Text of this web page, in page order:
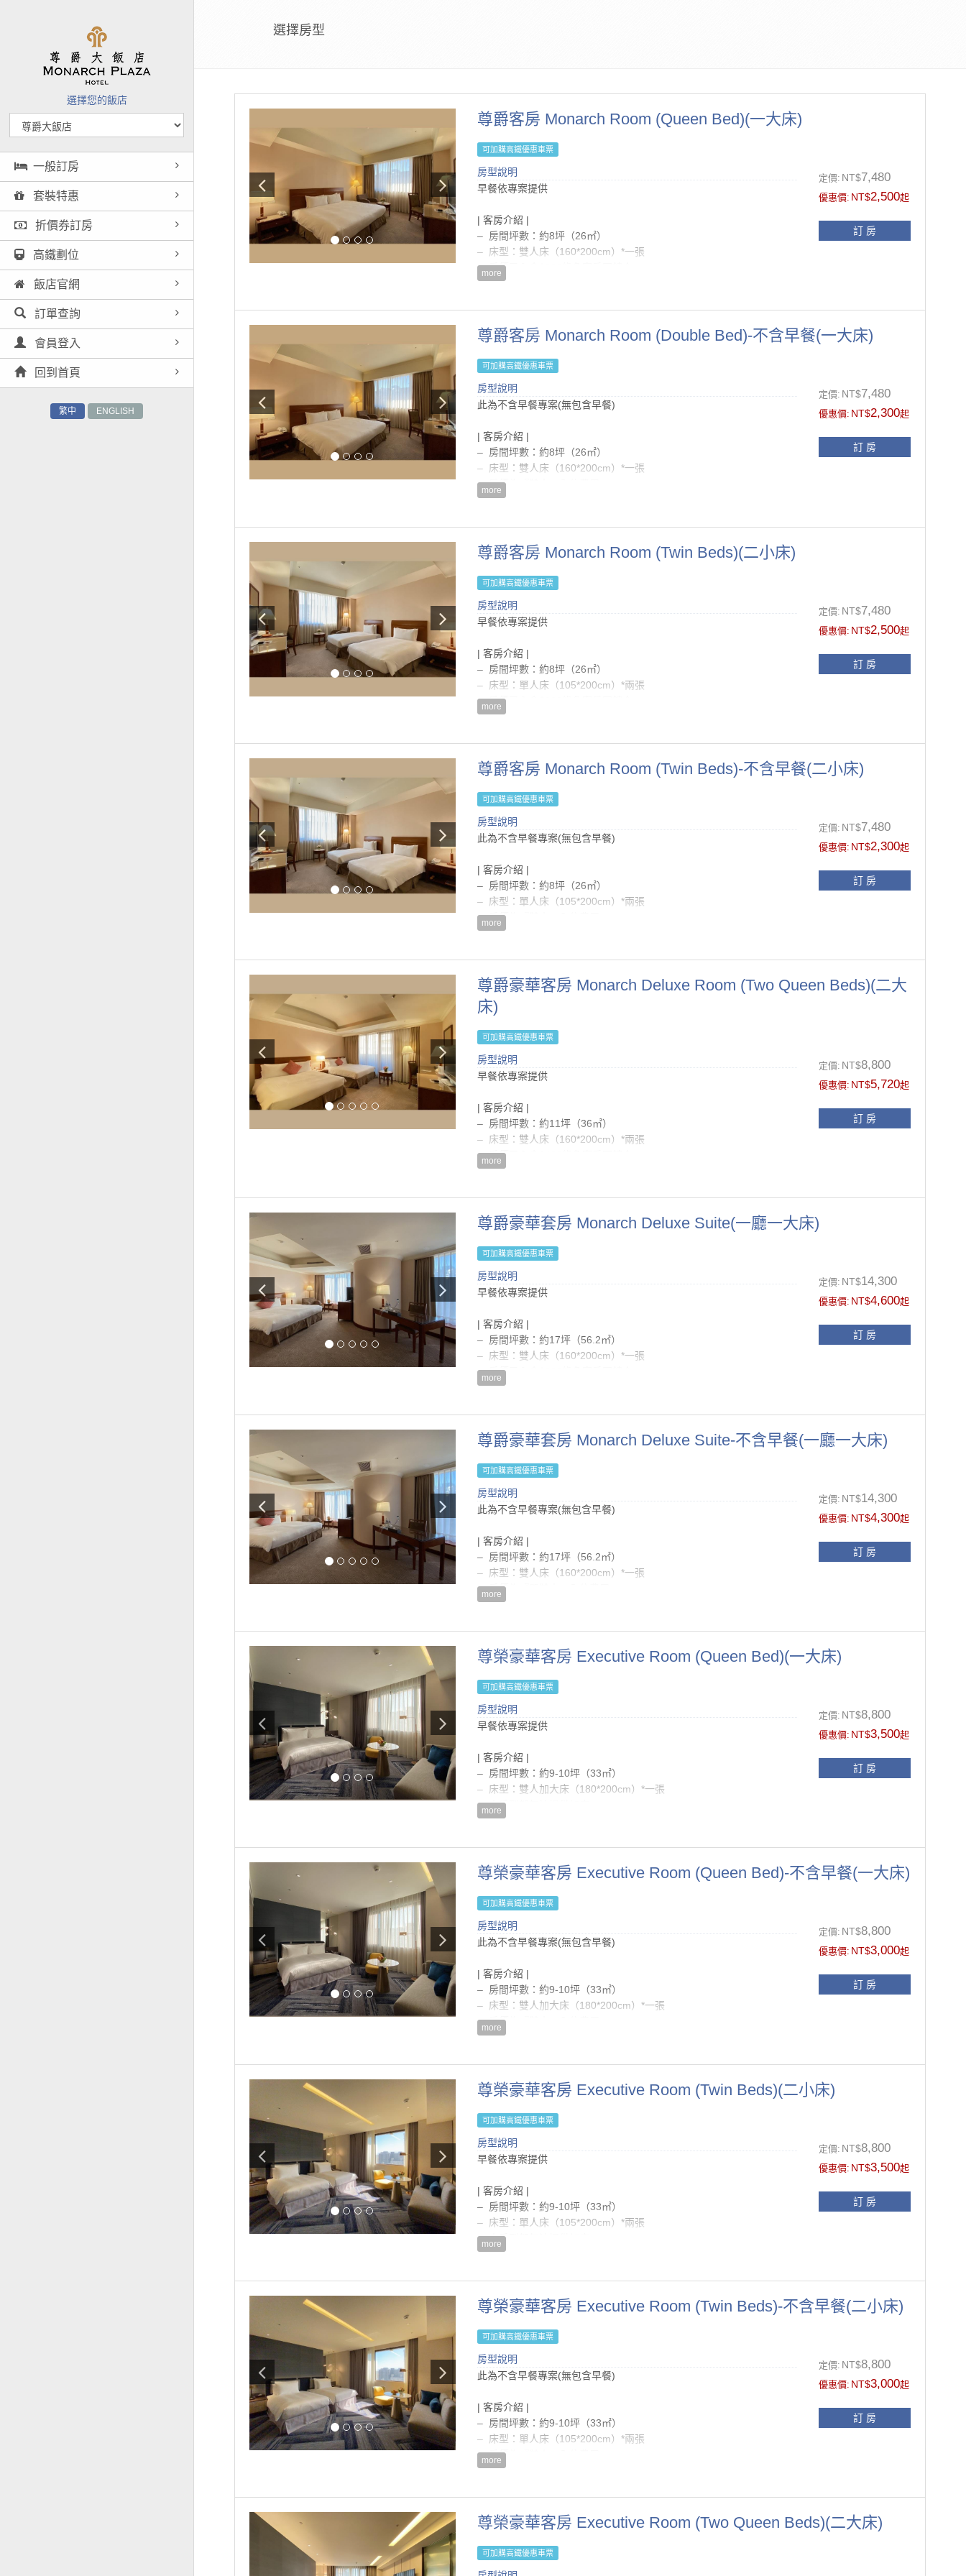
選擇您的飯店
一般訂房
套裝特惠
折價券訂房
高鐵劃位
飯店官網
訂單查詢
會員登入
回到首頁
繁中 ENGLISH
選擇房型
尊爵客房 Monarch Room (Queen Bed)(一大床)
可加購高鐵優惠車票
房型說明
早餐依專案提供
| 客房介紹 |
– 房間坪數：約8坪（26㎡）
– 床型：雙人床（160*200cm）*一張
– 房價已內含$200綠色客房回饋金
– 本房型恕無法提供加床
– 僅提供壁掛式大瓶裝沐浴用品，不另供應一次性盥洗備品(牙刷、牙膏
等)
– 續住『不提供』浴巾、毛巾、床單、被套及枕套更換
貴賓，最高收取NT$10,000清潔費
– 房價已內含5%營業稅及10%服務費
– 每房每晚可享一台免費停車位
– 電路系統: 110/200伏特 ; 60交流電
房型設施介紹
– 國內/國外直撥電話(須另外付費)
– 液晶電視、電子保險箱、小冰箱
– 熱水壺、茶包及咖啡包
– 衛浴合一浴室(含浴缸)、毛巾、吹風機、拖鞋
more
定價: NT$7,480
優惠價: NT$2,500起
訂 房
尊爵客房 Monarch Room (Double Bed)-不含早餐(一大床)
可加購高鐵優惠車票
房型說明
此為不含早餐專案(無包含早餐)
| 客房介紹 |
– 房間坪數：約8坪（26㎡）
– 床型：雙人床（160*200cm）*一張
– 房價為『雙人』入住費用
– 房價已內含$200綠色客房回饋金
| 注意事項 |
– 僅提供壁掛式大瓶裝沐浴用品，不另供應一次性盥洗備品(牙刷、牙膏
等)
– 依據菸害防治法相關規定，全館全面禁菸.如經飯店發現於客房抽菸之
貴賓，最高收取NT$10,000清潔費
– 入住時間為15:00後，退房時間為隔日11:00前
– 每房每晚可享一台免費停車位
– 電路系統: 110/200伏特 ; 60交流電
– 自動空調系統(冷/暖氣)
– 免費寬頻網路/無線上網
– 液晶電視、電子保險箱、小冰箱
– 熱水壺、茶包及咖啡包
– 衛浴合一浴室(含浴缸)、毛巾、吹風機、拖鞋
more
定價: NT$7,480
優惠價: NT$2,300起
訂 房
尊爵客房 Monarch Room (Twin Beds)(二小床)
可加購高鐵優惠車票
房型說明
早餐依專案提供
| 客房介紹 |
– 房間坪數：約8坪（26㎡）
– 床型：單人床（105*200cm）*兩張
– 房價已內含$200綠色客房回饋金
– 本房型提供加床服務，每房僅限一張，加床費用NT$1,320/位，含一
| 注意事項 |
– 僅提供壁掛式大瓶裝沐浴用品，不另供應一次性盥洗備品(牙刷、牙膏
等)
– 依據菸害防治法相關規定，全館全面禁菸.如經飯店發現於客房抽菸之
貴賓，最高收取NT$10,000清潔費
– 入住時間為15:00後，退房時間為隔日11:00前
– 每房每晚可享一台免費停車位
– 電路系統: 110/200伏特 ; 60交流電
– 嬰兒床及澡盆免費提供（如有需要，請於訂房時提出需求）
– 舒眠級床墊及寢具
– 自動空調系統(冷/暖氣)
– 國內/國外直撥電話(須另外付費)
– 免費寬頻網路/無線上網
– 液晶電視、付費影視頻道、電子保險箱、小冰箱
– 熱水壺、茶包及咖啡包
– 衛浴合一浴室(含浴缸)、毛巾、吹風機、拖鞋
房型設備
more
定價: NT$7,480
優惠價: NT$2,500起
訂 房
尊爵客房 Monarch Room (Twin Beds)-不含早餐(二小床)
可加購高鐵優惠車票
房型說明
此為不含早餐專案(無包含早餐)
| 客房介紹 |
– 房間坪數：約8坪（26㎡）
– 床型：單人床（105*200cm）*兩張
– 房價為『雙人』入住費用
– 房價已內含$200綠色客房回饋金
| 注意事項 |
– 僅提供壁掛式大瓶裝沐浴用品，不另供應一次性盥洗備品(牙刷、牙膏
等)
– 續住『不提供』浴巾、毛巾、床單、被套及枕套更換
– 依據菸害防治法相關規定，全館全面禁菸.如經飯店發現於客房抽菸之
貴賓，最高收取NT$10,000清潔費
– 房價已內含5%營業稅及10%服務費
– 每房每晚可享一台免費停車位
– 電路系統: 110/200伏特 ; 60交流電
– 嬰兒床及澡盆免費提供（如有需要，請於訂房時提出需求）
房型設施介紹
– 舒眠級床墊及寢具
– 自動空調系統(冷/暖氣)
– 國內/國外直撥電話(須另外付費)
– 免費寬頻網路/無線上網
– 液晶電視、電子保險箱、小冰箱
– 熱水壺、茶包及咖啡包
– 衛浴合一浴室(含浴缸)、毛巾、吹風機、拖鞋
more
定價: NT$7,480
優惠價: NT$2,300起
訂 房
尊爵豪華客房 Monarch Deluxe Room (Two Queen Beds)(二大
床)
可加購高鐵優惠車票
房型說明
早餐依專案提供
| 客房介紹 |
– 房間坪數：約11坪（36㎡）
– 床型：雙人床（160*200cm）*兩張
– 房價已內含$400綠色客房回饋金
– 本房型恕無法提供加床
– 僅提供壁掛式大瓶裝沐浴用品，不另供應一次性盥洗備品(牙刷、牙膏
等)
– 續住『不提供』浴巾、毛巾、床單、被套及枕套更換
貴賓，最高收取NT$10,000清潔費
– 房價已內含5%營業稅及10%服務費
– 每房每晚可享一台免費停車位
– 電路系統: 110/200伏特 ; 60交流電
– 嬰兒床及澡盆免費提供（如有需要，請於訂房時提出需求）
– 自動空調系統(冷/暖氣)
– 免費寬頻網路/無線上網
– 液晶電視、付費影視頻道、電子保險箱、小冰箱
– 熱水壺、茶包及咖啡包
– 衛浴合一浴室(含浴缸)、毛巾、吹風機、拖鞋
房型設備
more
定價: NT$8,800
優惠價: NT$5,720起
訂 房
尊爵豪華套房 Monarch Deluxe Suite(一廳一大床)
可加購高鐵優惠車票
房型說明
早餐依專案提供
| 客房介紹 |
– 房間坪數：約17坪（56.2㎡）
– 床型：雙人床（160*200cm）*一張
– 房價已內含$200綠色客房回饋金
– 本房型恕無法提供加床
| 注意事項 |
– 僅提供壁掛式大瓶裝沐浴用品，不另供應一次性盥洗備品(牙刷、牙膏
等)
– 續住『不提供』浴巾、毛巾、床單、被套及枕套更換
貴賓，最高收取NT$10,000清潔費
– 房價已內含5%營業稅及10%服務費
– 每房每晚可享一台免費停車位
– 電路系統: 110/200伏特 ; 60交流電
– 嬰兒床及澡盆免費提供（如有需要，請於訂房時提出需求）
– 自動空調系統(冷/暖氣)
– 免費寬頻網路/無線上網
– 液晶電視、電子保險箱、小冰箱
– 熱水壺、茶包及咖啡包
– 衛浴合一浴室(含浴缸)、毛巾、吹風機、拖鞋
房型設備
more
定價: NT$14,300
優惠價: NT$4,600起
訂 房
尊爵豪華套房 Monarch Deluxe Suite-不含早餐(一廳一大床)
可加購高鐵優惠車票
房型說明
此為不含早餐專案(無包含早餐)
| 客房介紹 |
– 房間坪數：約17坪（56.2㎡）
– 床型：雙人床（160*200cm）*一張
– 房價為『單雙人』入住費用
– 房價已內含$200綠色客房回饋金
| 注意事項 |
– 僅提供壁掛式大瓶裝沐浴用品，不另供應一次性盥洗備品(牙刷、牙膏
等)
– 依據菸害防治法相關規定，全館全面禁菸.如經飯店發現於客房抽菸之
貴賓，最高收取NT$10,000清潔費
– 入住時間為15:00後，退房時間為隔日11:00前
– 每房每晚可享一台免費停車位
– 電路系統: 110/200伏特 ; 60交流電
– 嬰兒床及澡盆免費提供（如有需要，請於訂房時提出需求）
– 舒眠級床墊及寢具
– 國內/國外直撥電話(須另外付費)
– 免費寬頻網路/無線上網
– 液晶電視、電子保險箱、小冰箱
– 熱水壺、茶包及咖啡包
– 衛浴合一浴室(含浴缸)、毛巾、吹風機、拖鞋
more
定價: NT$14,300
優惠價: NT$4,300起
訂 房
尊榮豪華客房 Executive Room (Queen Bed)(一大床)
可加購高鐵優惠車票
房型說明
早餐依專案提供
| 客房介紹 |
– 房間坪數：約9-10坪（33㎡）
– 床型：雙人加大床（180*200cm）*一張
– 本房型恕無法提供加床
等)
– 續住『不提供』浴巾、毛巾、床單、被套及枕套更換
– 依據菸害防治法相關規定，全館全面禁菸.如經飯店發現於客房抽菸之
– 房價已內含5%營業稅及10%服務費
– 入住時間為15:00後，退房時間為隔日11:00前
– 電路系統: 110/200伏特 ; 60交流電
– 嬰兒床及澡盆免費提供（如有需要，請於訂房時提出需求）
房型設施介紹
– 國內/國外直撥電話(須另外付費)
– 55吋液晶電視、多功能3C轉接裝置、電子保險箱、小冰箱
– 熱水壺、唐寧茶包及濾掛式咖啡包
– 乾濕分離淋浴間及浴缸、PANASONIC負離子吹風機、毛巾、拖鞋
more
定價: NT$8,800
優惠價: NT$3,500起
訂 房
尊榮豪華客房 Executive Room (Queen Bed)-不含早餐(一大床)
可加購高鐵優惠車票
房型說明
此為不含早餐專案(無包含早餐)
| 客房介紹 |
– 房間坪數：約9-10坪（33㎡）
– 床型：雙人加大床（180*200cm）*一張
– 房價為『雙人』入住費用
– 本房型恕無法提供加床
| 注意事項 |
– 僅提供壁掛式大瓶裝沐浴用品，不另供應一次性盥洗備品(牙刷、牙膏
等)
– 續住『不提供』浴巾、毛巾、床單、被套及枕套更換
貴賓，最高收取NT$10,000清潔費
– 房價已內含5%營業稅及10%服務費
– 每房每晚可享一台免費停車位
– 電路系統: 110/200伏特 ; 60交流電
– 嬰兒床及澡盆免費提供（如有需要，請於訂房時提出需求）
– 自動空調系統(冷/暖氣)
– 免費寬頻網路/無線上網
– 55吋液晶電視、多功能3C轉接裝置、電子保險箱、小冰箱
– 熱水壺、唐寧茶包及濾掛式咖啡包
– 乾濕分離淋浴間及浴缸、PANASONIC負離子吹風機、毛巾、拖鞋
more
定價: NT$8,800
優惠價: NT$3,000起
訂 房
尊榮豪華客房 Executive Room (Twin Beds)(二小床)
可加購高鐵優惠車票
房型說明
早餐依專案提供
| 客房介紹 |
– 房間坪數：約9-10坪（33㎡）
– 床型：單人床（105*200cm）*兩張
– 本房型恕無法提供加床
等)
– 續住『不提供』浴巾、毛巾、床單、被套及枕套更換
– 依據菸害防治法相關規定，全館全面禁菸.如經飯店發現於客房抽菸之
– 房價已內含5%營業稅及10%服務費
– 入住時間為15:00後，退房時間為隔日11:00前
– 電路系統: 110/200伏特 ; 60交流電
– 嬰兒床及澡盆免費提供（如有需要，請於訂房時提出需求）
房型設施介紹
– 國內/國外直撥電話(須另外付費)
– 55吋液晶電視、多功能3C轉接裝置、電子保險箱、小冰箱
– 熱水壺、唐寧茶包及濾掛式咖啡包
more
定價: NT$8,800
優惠價: NT$3,500起
訂 房
尊榮豪華客房 Executive Room (Twin Beds)-不含早餐(二小床)
可加購高鐵優惠車票
房型說明
此為不含早餐專案(無包含早餐)
| 客房介紹 |
– 房間坪數：約9-10坪（33㎡）
– 床型：單人床（105*200cm）*兩張
– 房價為『雙人』入住費用
– 本房型恕無法提供加床
– 僅提供壁掛式大瓶裝沐浴用品，不另供應一次性盥洗備品(牙刷、牙膏
等)
– 續住『不提供』浴巾、毛巾、床單、被套及枕套更換
more
定價: NT$8,800
優惠價: NT$3,000起
訂 房
尊榮豪華客房 Executive Room (Two Queen Beds)(二大床)
可加購高鐵優惠車票